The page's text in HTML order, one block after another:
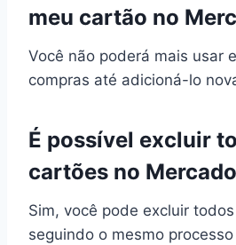
meu cartão no
Você não poderá mais usar
compras até adicioná-lo
É possível excluir
cartões no
Sim, você pode excluir
seguindo o mesmo